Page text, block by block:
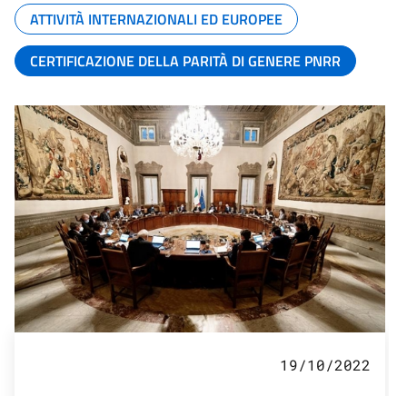
ATTIVITÀ INTERNAZIONALI ED EUROPEE
CERTIFICAZIONE DELLA PARITÀ DI GENERE PNRR
19/10/2022